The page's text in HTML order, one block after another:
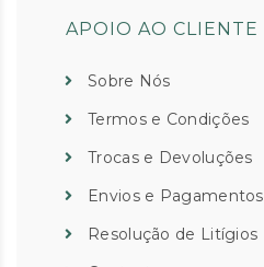
APOIO AO CLIENTE
Sobre Nós
Termos e Condições
Trocas e Devoluções
Envios e Pagamentos
Resolução de Litígios